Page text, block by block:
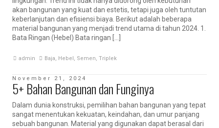
akan bangunan yang kuat dan estetis, tetapi juga oleh tuntutan
keberlanjutan dan efisiensi biaya. Berikut adalah beberapa
material bangunan yang menjadi trend utama di tahun 2024. 1.
Bata Ringan (Hebel) Bata ringan […]
admin Baja, Hebel, Semen,Triplek
November 21, 2024
5+ Bahan Bangunan dan Funginya
Dalam dunia konstruksi, pemilihan bahan bangunan yang tepat
sangat menentukan kekuatan, keindahan, dan umur panjang
sebuah bangunan. Material yang digunakan dapat berasal dari